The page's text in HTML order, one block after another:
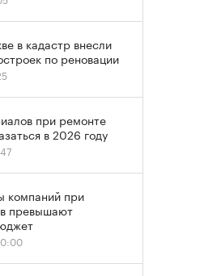
в кадастр внесли
по реновации
при ремонте
в 2026 году
компаний при
превышают